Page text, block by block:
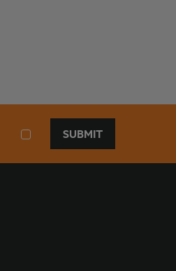
SUBMIT